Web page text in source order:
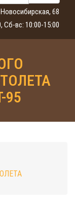
Новосибирская, 68
Сб-вс: 10:00-15:00
95